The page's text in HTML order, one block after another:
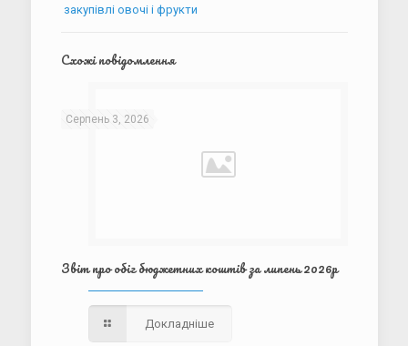
закупівлі овочі і фрукти
Схожі повідомлення
Серпень 3, 2026
Звіт про обіг бюджетних коштів за липень 2026р
Докладніше